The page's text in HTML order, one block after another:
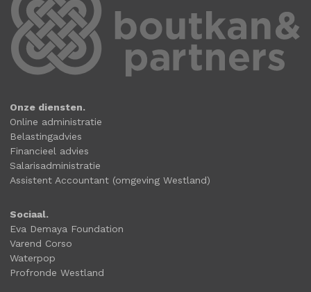
Onze diensten.
Online administratie
Belastingadvies
Financieel advies
Salarisadministratie
Assistent Accountant (omgeving Westland)
Sociaal.
Eva Demaya Foundation
Varend Corso
Waterpop
Profronde Westland